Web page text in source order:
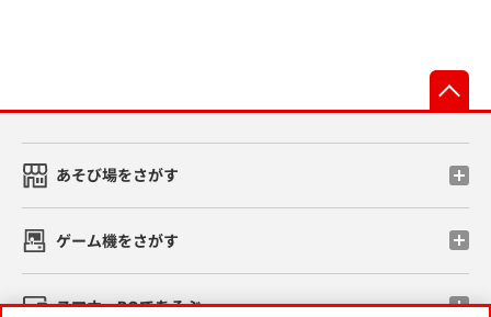
あそび場をさがす
ゲーム機をさがす
スマホ・PCであそぶ